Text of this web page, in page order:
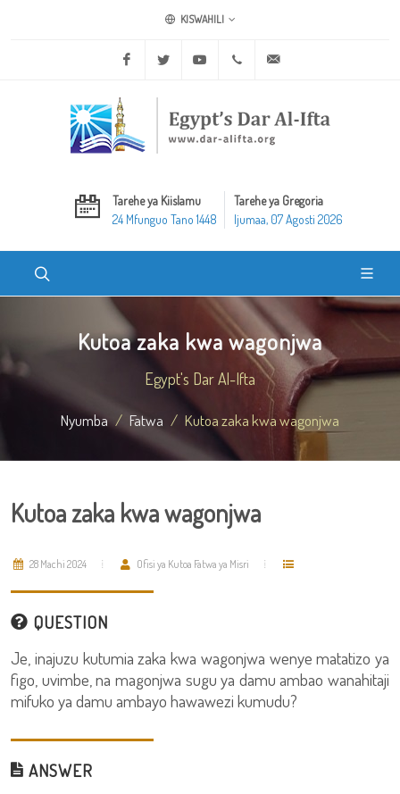
KISWAHILI
Facebook Twitter Youtube +20 2 25970400
Tarehe ya Kiislamu
24 Mfunguo Tano 1448
Tarehe ya Gregoria
Ijumaa, 07 Agosti 2026
Kutoa zaka kwa wagonjwa
Egypt's Dar Al-Ifta
Nyumba Fatwa Kutoa zaka kwa wagonjwa
Kutoa zaka kwa wagonjwa
28 Machi 2024 Ofisi ya Kutoa Fatwa ya Misri
QUESTION
Je, inajuzu kutumia zaka kwa wagonjwa wenye matatizo ya
figo, uvimbe, na magonjwa sugu ya damu ambao wanahitaji
mifuko ya damu ambayo hawawezi kumudu?
ANSWER